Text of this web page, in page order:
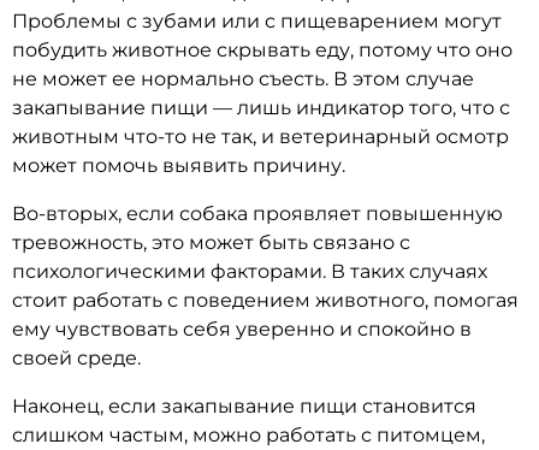
Проблемы с зубами или с пищеварением могут
побудить животное скрывать еду, потому что оно
не может ее нормально съесть. В этом случае
закапывание пищи — лишь индикатор того, что с
животным что-то не так, и ветеринарный осмотр
может помочь выявить причину.
Во-вторых, если собака проявляет повышенную
тревожность, это может быть связано с
психологическими факторами. В таких случаях
стоит работать с поведением животного, помогая
ему чувствовать себя уверенно и спокойно в
своей среде.
Наконец, если закапывание пищи становится
слишком частым, можно работать с питомцем,